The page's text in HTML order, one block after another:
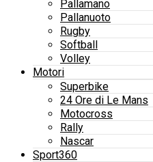
Pallamano
Pallanuoto
Rugby
Softball
Volley
Motori
Superbike
24 Ore di Le Mans
Motocross
Rally
Nascar
Sport360